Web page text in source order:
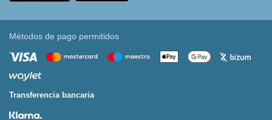
Métodos de pago permitidos
Transferencia bancaria